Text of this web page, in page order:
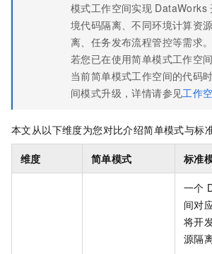
模式工作空间实现 DataWorks
境代码隔离、不同环境计算资
离、任务发布流程管控等需求。
若您已在使用简单模式工作空
当前简单模式工作空间的代码
间模式升级，详情请参见工作
本文从以下维度为您对比介绍简单模式与标
维度 简单模式 标准
一个
间对
将开
源隔离